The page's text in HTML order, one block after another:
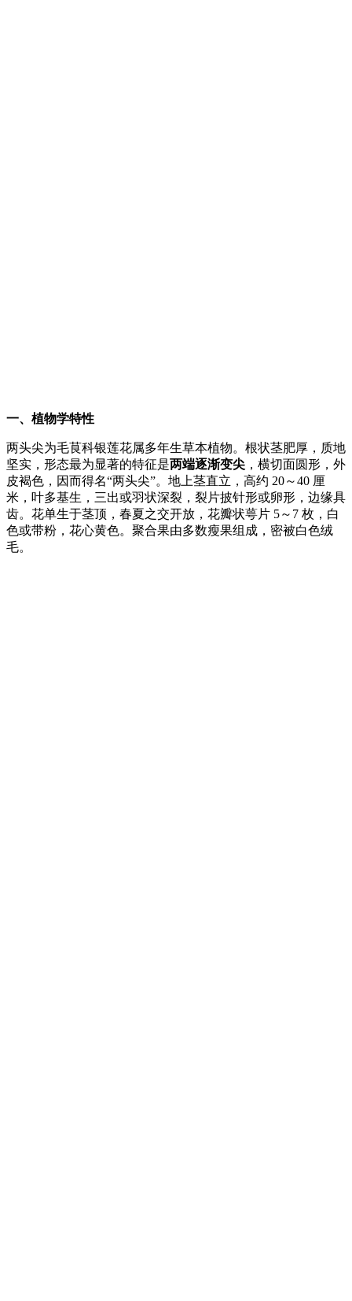
一、植物学特性
两头尖为毛茛科银莲花属多年生草本植物。根状茎肥厚，质地
坚实，形态最为显著的特征是两端逐渐变尖 ，横切面圆形，外
皮褐色，因而得名“两头尖”。地上茎直立，高约 20～40 厘
米，叶多基生，三出或羽状深裂，裂片披针形或卵形，边缘具
齿。花单生于茎顶，春夏之交开放，花瓣状萼片 5～7 枚，白
色或带粉，花心黄色。聚合果由多数瘦果组成，密被白色绒
毛。